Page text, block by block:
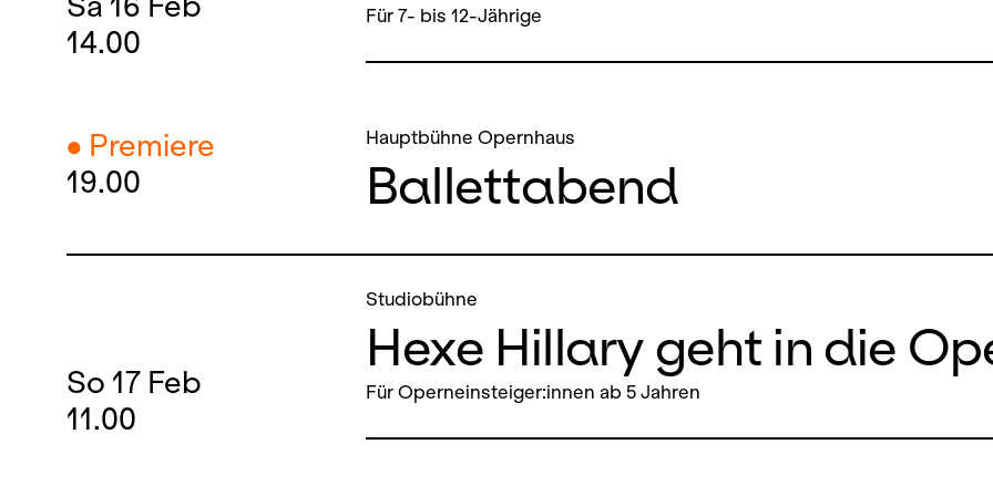
14.00
Für 7- bis 12-Jährige
● Premiere
19.00
Hauptbühne Opernhaus
Ballettabend
So 17 Feb
11.00
Studiobühne
Hexe Hillary geht in die
Für Operneinsteiger:innen ab 5 Jahren